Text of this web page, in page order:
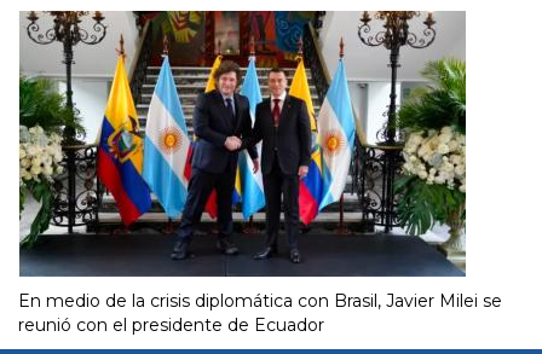
En medio de la crisis diplomática con Brasil, Javier Milei se
reunió con el presidente de Ecuador